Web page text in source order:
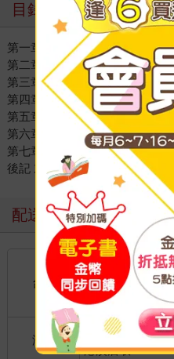
目錄
第一章 觀音契
第二章 安溪教練
第三章 萬善同歸
第四章 阿叔
第五章 暗訪天王
第六章 境主
第七章 七筆勾
後記 末代女巫
配送方式
台灣
國內宅配：本島
到店取貨：
海外
國際快遞：全球
港澳店取：